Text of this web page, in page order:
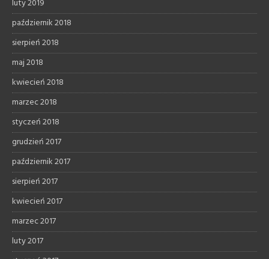
luty 2019
październik 2018
sierpień 2018
maj 2018
kwiecień 2018
marzec 2018
styczeń 2018
grudzień 2017
październik 2017
sierpień 2017
kwiecień 2017
marzec 2017
luty 2017